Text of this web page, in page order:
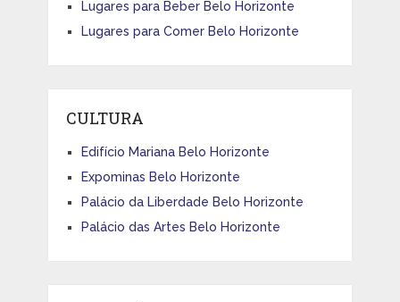
Lugares para Beber Belo Horizonte
Lugares para Comer Belo Horizonte
CULTURA
Edifício Mariana Belo Horizonte
Expominas Belo Horizonte
Palácio da Liberdade Belo Horizonte
Palácio das Artes Belo Horizonte